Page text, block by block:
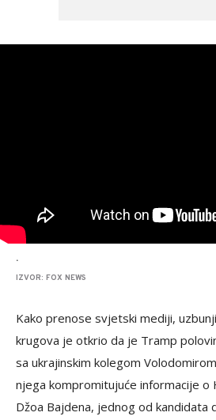
.
IZVOR: FOX NEWS
Kako prenose svjetski mediji,
krugova je otkrio da je Tramp
sa ukrajinskim kolegom
njega kompromitujuće informacije o
Džoa Bajdena, jednog od kandidata